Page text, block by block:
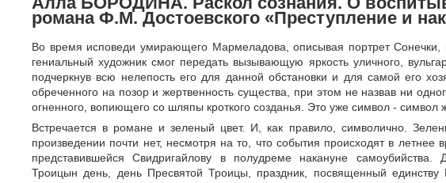
романа Ф.М. Достоевского «Преступление и
Во время исповеди умирающего Мармеладова, описывая портрет Сонечки,
гениальный художник смог передать вызывающую яркость уличного,
подчеркнув всю нелепость его для данной обстановки и для самой его
обреченного на позор и жертвенность существа, при этом не назвав ни
огненного, вопиющего со шляпы кроткого созданья. Это уже символ - символ
Встречается в романе и зеленый цвет. И, как правило, символично.
произведении почти нет, несмотря на то, что события происходят в
представившейся Свидригайлову в полудреме накануне самоубийства.
Троицын день, день Пресвятой Троицы, праздник, посвященный